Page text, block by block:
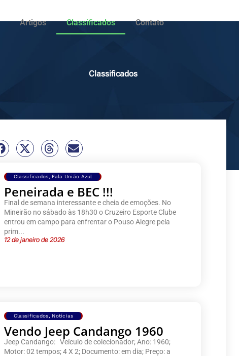
Artigos Classificados Contato
Classificados
Classificados, Fala União Azul
Peneirada e BEC !!!
Final de semana interessante e cheia de emoções. No
Mineirão no sábado às 18h30 o Cruzeiro Esporte Clube
entrou em campo para enfrentar o Pouso Alegre pela
prim...
12 de janeiro de 2026
Classificados, Notícias
Vendo Jeep Candango 1960
Jeep Candango: Veículo de colecionador; Ano: 1960;
Motor: 02 tempos; 4 X 2; Documento: em dia; Preço: a